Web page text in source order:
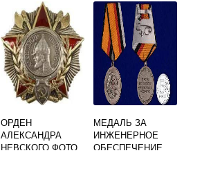
ОРДЕН
АЛЕКСАНДРА
НЕВСКОГО ФОТО
МЕДАЛЬ ЗА
ИНЖЕНЕРНОЕ
ОБЕСПЕЧЕНИЕ